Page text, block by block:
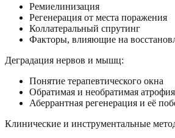
Ремиелинизация
Регенерация от места поражения
Коллатеральный спрутинг
Факторы, влияющие на
Деградация нервов и мышц:
Понятие терапевтического окна
Обратимая и необратимая
Аберрантная регенерация и её
Клинические и инструментальные